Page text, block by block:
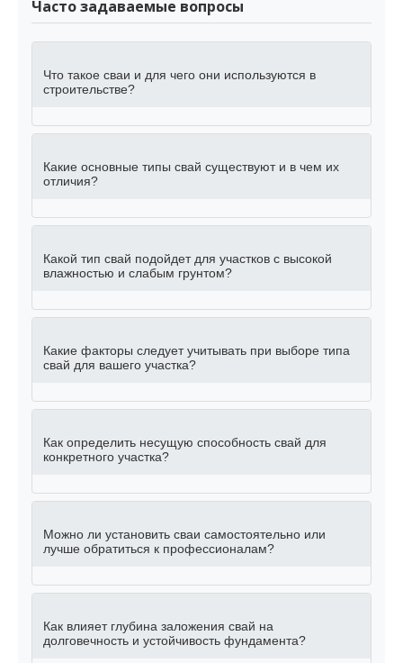
Часто задаваемые вопросы
Что такое сваи и для чего они используются в
строительстве?
Какие основные типы свай существуют и в чем их
отличия?
Какой тип свай подойдет для участков с высокой
влажностью и слабым грунтом?
Какие факторы следует учитывать при выборе типа
свай для вашего участка?
Как определить несущую способность свай для
конкретного участка?
Можно ли установить сваи самостоятельно или
лучше обратиться к профессионалам?
Как влияет глубина заложения свай на
долговечность и устойчивость фундамента?